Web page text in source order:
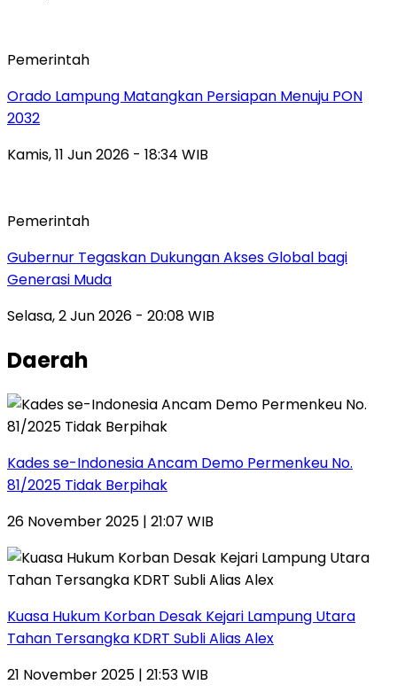
Pemerintah
Orado Lampung Matangkan Persiapan Menuju PON
2032
Kamis, 11 Jun 2026 - 18:34 WIB
Pemerintah
Gubernur Tegaskan Dukungan Akses Global bagi
Generasi Muda
Selasa, 2 Jun 2026 - 20:08 WIB
Daerah
Kades se-Indonesia Ancam Demo Permenkeu No.
81/2025 Tidak Berpihak
26 November 2025 | 21:07 WIB
Kuasa Hukum Korban Desak Kejari Lampung Utara
Tahan Tersangka KDRT Subli Alias Alex
21 November 2025 | 21:53 WIB